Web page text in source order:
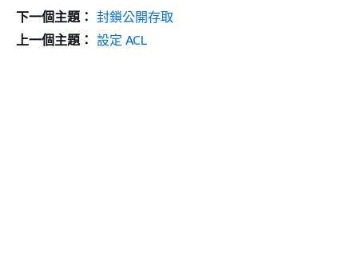
下一個主題： 封鎖公開存取
上一個主題： 設定 ACL